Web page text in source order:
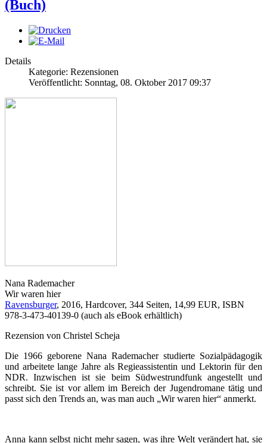
(Buch)
Details
Kategorie: Rezensionen
Veröffentlicht: Sonntag, 08. Oktober 2017 09:37
Nana Rademacher
Wir waren hier
Ravensburger, 2016, Hardcover, 344 Seiten, 14,99 EUR, ISBN
978-3-473-40139-0 (auch als eBook erhältlich)
Rezension von Christel Scheja
Die 1966 geborene Nana Rademacher studierte Sozialpädagogik
und arbeitete lange Jahre als Regieassistentin und Lektorin für den
NDR. Inzwischen ist sie beim Südwestrundfunk angestellt und
schreibt. Sie ist vor allem im Bereich der Jugendromane tätig und
passt sich den Trends an, was man auch „Wir waren hier“ anmerkt.
Anna kann selbst nicht mehr sagen, was ihre Welt verändert hat, sie